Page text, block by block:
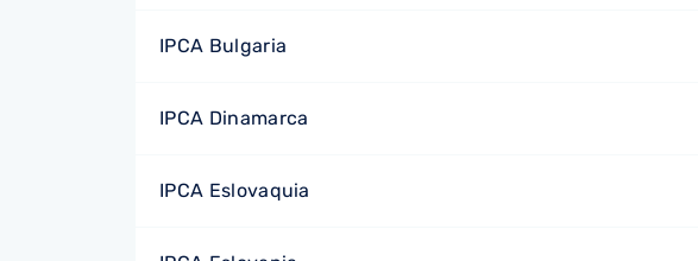
IPCA Bulgaria
IPCA Dinamarca
IPCA Eslovaquia